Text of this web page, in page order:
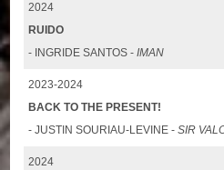
2024
RUIDO
- INGRIDE SANTOS -IMAN
2023-2024
BACK TO THE PRESENT!
- JUSTIN SOURIAU-LEVINE -SIR
2024